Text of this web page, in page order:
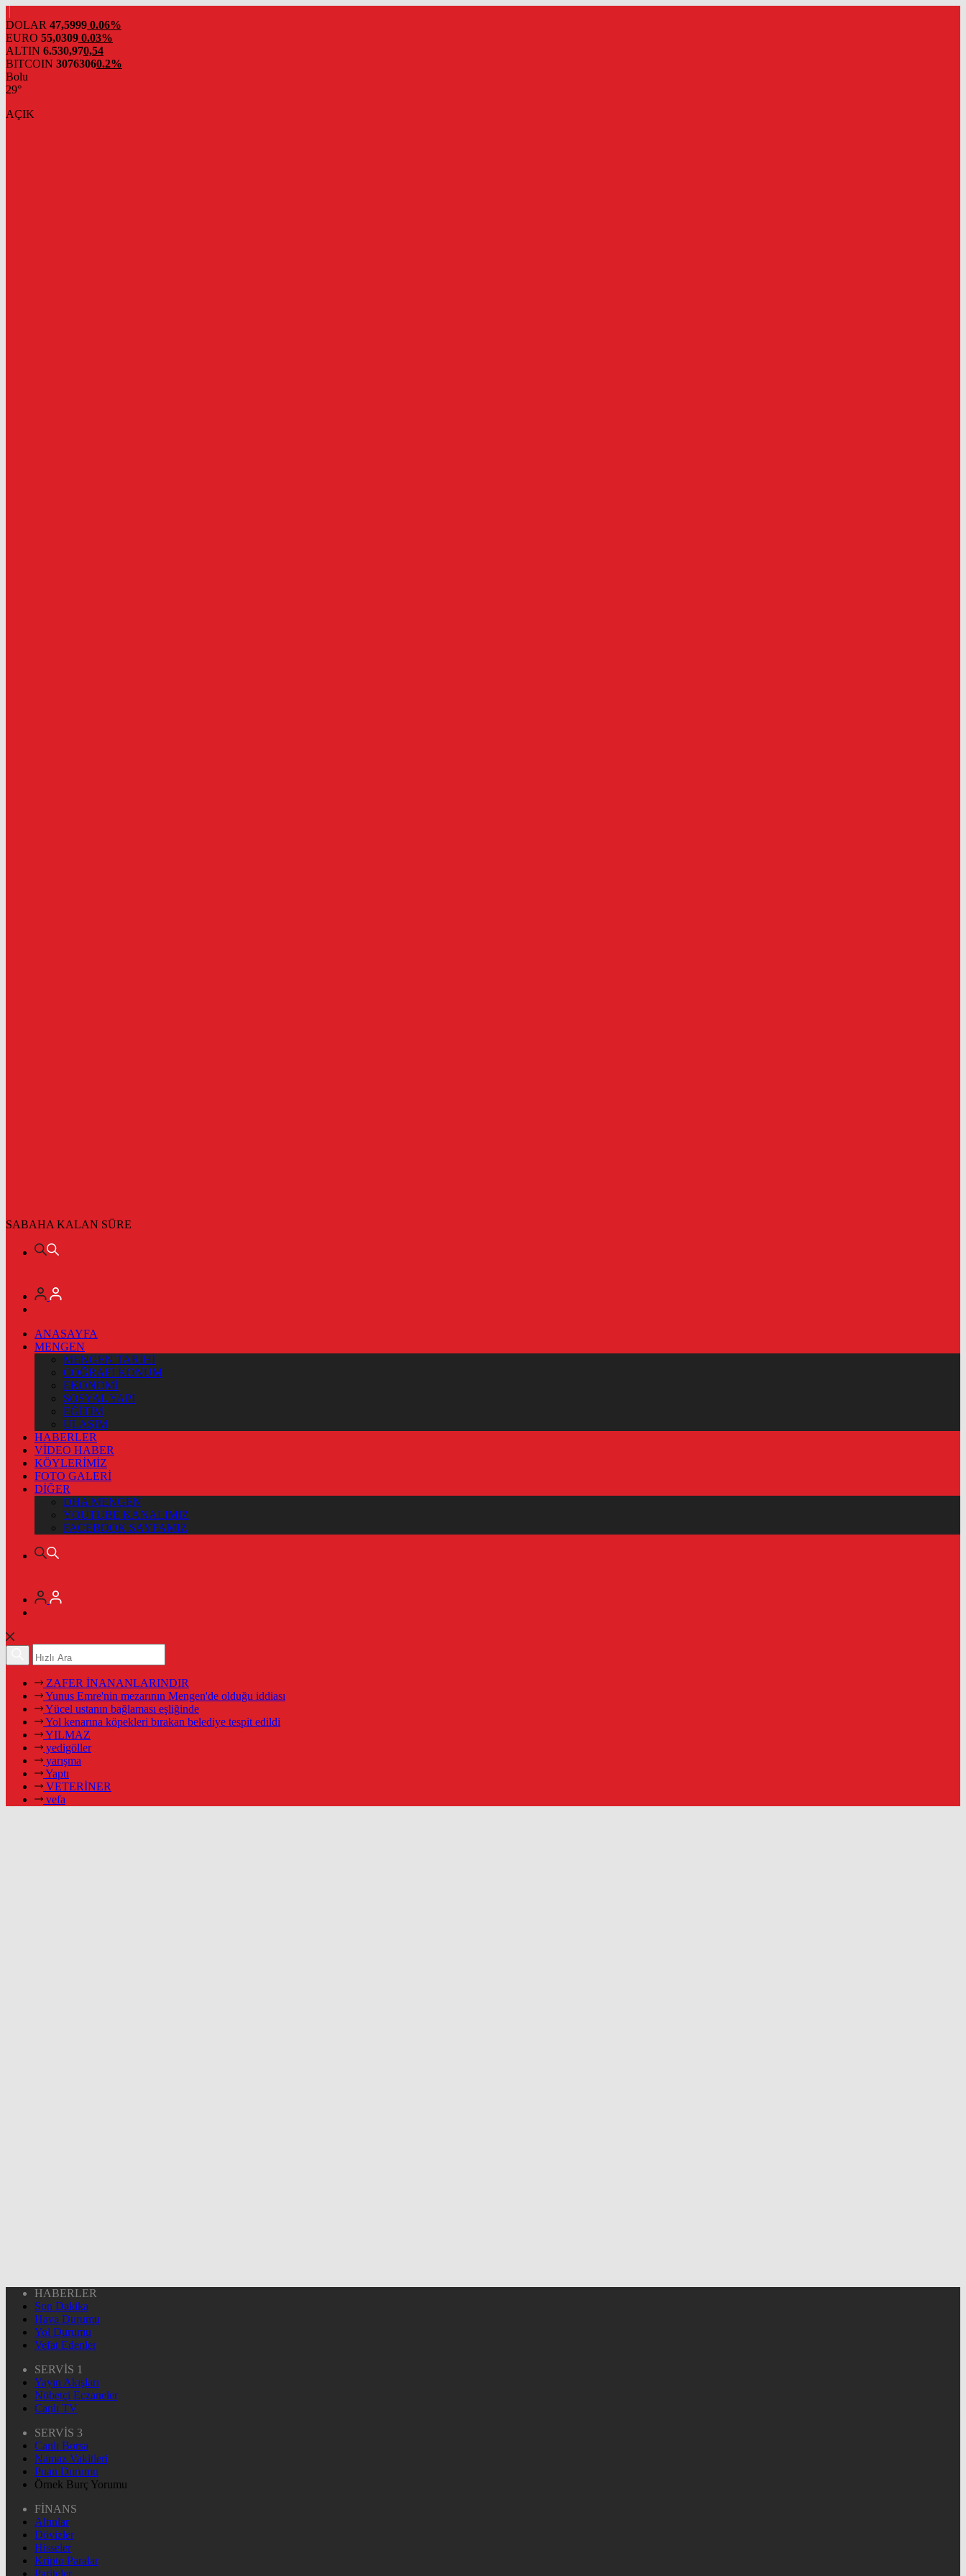
DOLAR 47,5999 0.06%
EURO 55,0309 0.03%
ALTIN 6.530,970,54
BITCOIN 30763060.2%
Bolu
29°
AÇIK
SABAHA KALAN SÜRE
ANASAYFA
MENGEN
MENGEN TARİHİ
COĞRAFİ KONUM
EKONOMİ
SOSYAL YAPI
EĞİTİM
ULAŞIM
HABERLER
VİDEO HABER
KÖYLERİMİZ
FOTO GALERİ
DİĞER
DHA MENGEN
YOUTUBE KANALIMIZ
FACEBOOK SAYFAMIZ
ZAFER İNANANLARINDIR
Yunus Emre'nin mezarının Mengen'de olduğu iddiası
Yücel ustanın bağlaması eşliğinde
Yol kenarına köpekleri bırakan belediye tespit edildi
YILMAZ
yedigöller
yarışma
Yaptı
VETERİNER
vefa
HABERLER
Son Dakika
Hava Durumu
Yol Durumu
Vefat Edenler
SERVİS 1
Yayın Akışları
Nöbetçi Eczaneler
Canlı TV
SERVİS 3
Canlı Borsa
Namaz Vakitleri
Puan Durumu
Örnek Burç Yorumu
FİNANS
Altınlar
Dövizler
Hisseler
Kripto Paralar
Pariteler